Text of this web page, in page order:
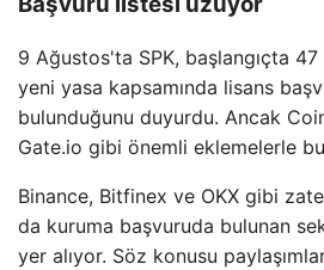
9 Ağustos'ta SPK, başlangıçta
yeni yasa kapsamında lisans
bulunduğunu duyurdu. Ancak
Gate.io gibi önemli eklemelerle
Binance, Bitfinex ve OKX gibi
da kuruma başvuruda bulunan
yer alıyor. Söz konusu